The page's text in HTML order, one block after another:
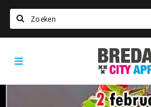
Home
Agenda
Breda
City
App